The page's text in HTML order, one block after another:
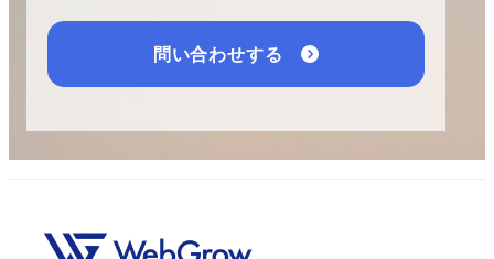
問い合わせする